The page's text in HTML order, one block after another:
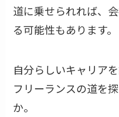
道に乗せられれば、
る可能性もあります。
自分らしいキャリア
フリーランスの道を
か。